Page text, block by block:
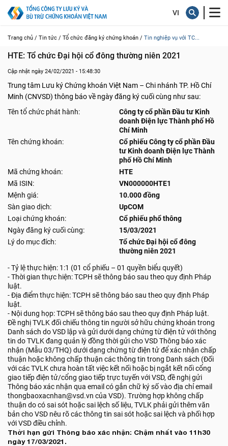
Trang chủ / Tin tức / Tổ chức đăng ký chứng khoán / Tin nghiệp vụ với TC...
HTE: Tổ chức Đại hội cổ đông thường niên 2021
Cập nhật ngày 24/02/2021 - 15:48:30
Trung tâm Lưu ký Chứng khoán Việt Nam – Chi nhánh TP. Hồ Chí
Minh (CNVSD) thông báo về ngày đăng ký cuối cùng như sau:
Tên tổ chức phát hành:
Công ty cổ phần Đầu tư Kinh
doanh Điện lực Thành phố Hồ
Chí Minh
Tên chứng khoán:
Cổ phiếu Công ty cổ phần Đầu
tư Kinh doanh Điện lực Thành
phố Hồ Chí Minh
Mã chứng khoán:
HTE
Mã ISIN:
VN000000HTE1
Mệnh giá:
10.000 đồng
Sàn giao dịch:
UpCOM
Loại chứng khoán:
Cổ phiếu phổ thông
Ngày đăng ký cuối cùng:
15/03/2021
Lý do mục đích:
Tổ chức Đại hội cổ đông
thường niên 2021
- Tỷ lệ thực hiện: 1:1 (01 cổ phiếu – 01 quyền biểu quyết)
- Thời gian thực hiện: TCPH sẽ thông báo sau theo quy định Pháp
luật.
- Địa điểm thực hiện: TCPH sẽ thông báo sau theo quy định Pháp
luật.
- Nội dung họp: TCPH sẽ thông báo sau theo quy định Pháp luật.
Đề nghị TVLK đối chiếu thông tin người sở hữu chứng khoán trong
Danh sách do VSD lập và gửi dưới dạng chứng từ điện tử với thông
tin do TVLK đang quản lý đồng thời gửi cho VSD Thông báo xác
nhận (Mẫu 03/THQ) dưới dạng chứng từ điện tử để xác nhận chấp
thuận hoặc không chấp thuận các thông tin trong Danh sách (Đối
với các TVLK chưa hoàn tất việc kết nối hoặc bị ngắt kết nối cổng
giao tiếp điện tử/cổng giao tiếp trực tuyến với VSD, đề nghị gửi
Thông báo xác nhận qua email có gắn chữ ký số vào địa chỉ email
thongbaoxacnhan@vsd.vn của VSD). Trường hợp không chấp
thuận do có sai sót hoặc sai lệch số liệu, TVLK phải gửi thêm văn
bản cho VSD nêu rõ các thông tin sai sót hoặc sai lệch và phối hợp
với VSD điều chỉnh.
Thời hạn gửi Thông báo xác nhận: Chậm nhất vào 11h30
ngày 17/03/2021.